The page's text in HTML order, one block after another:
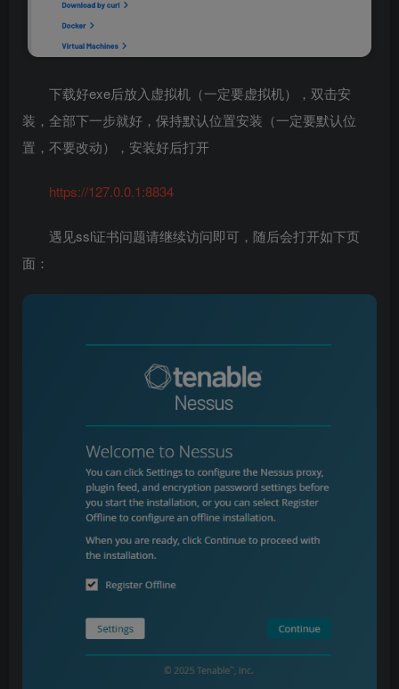
下载好exe后放入虚拟机（一定要虚拟机），双击安
装，全部下一步就好，保持默认位置安装（一定要默认位
置，不要改动），安装好后打开
https://127.0.0.1:8834
遇见ssl证书问题请继续访问即可，随后会打开如下页
面：